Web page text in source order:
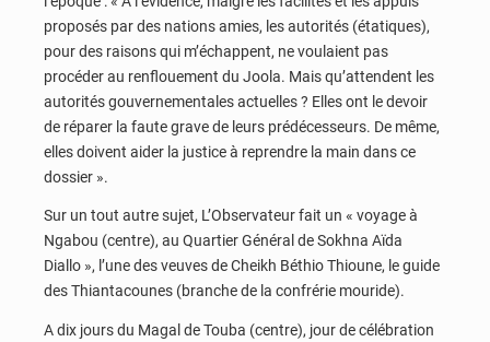
proposés par des nations amies, les autorités (étatiques),
pour des raisons qui m’échappent, ne voulaient pas
procéder au renflouement du Joola. Mais qu’attendent les
autorités gouvernementales actuelles ? Elles ont le devoir
de réparer la faute grave de leurs prédécesseurs. De même,
elles doivent aider la justice à reprendre la main dans ce
dossier ».
Sur un tout autre sujet, L’Observateur fait un « voyage à
Ngabou (centre), au Quartier Général de Sokhna Aïda
Diallo », l’une des veuves de Cheikh Béthio Thioune, le guide
des Thiantacounes (branche de la confrérie mouride).
A dix jours du Magal de Touba (centre), jour de célébration